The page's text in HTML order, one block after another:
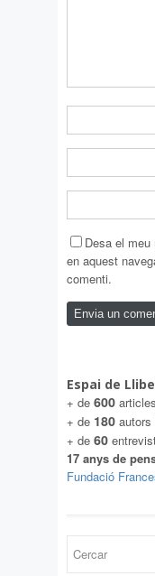
Desa el
en aquest
comenti.
Espai de
+ de 600 articles
+ de 180 autors
+ de 60
17 anys de
Fundació